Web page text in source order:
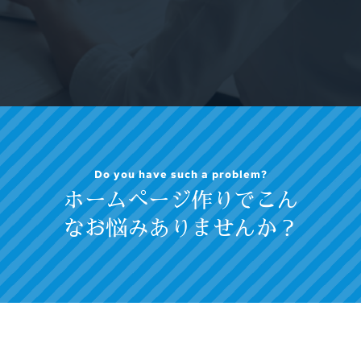
Do you have such a problem?
ホームぺージ作りでこん
なお悩みありませんか？